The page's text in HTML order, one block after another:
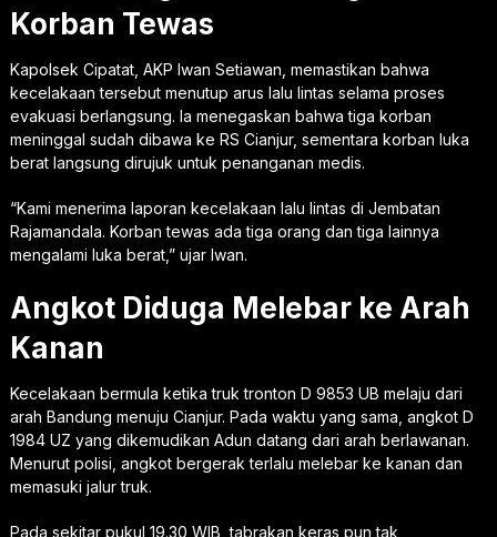
Korban Tewas
Kapolsek Cipatat, AKP Iwan Setiawan, memastikan bahwa
kecelakaan tersebut menutup arus lalu lintas selama proses
evakuasi berlangsung. Ia menegaskan bahwa tiga korban
meninggal sudah dibawa ke RS Cianjur, sementara korban luka
berat langsung dirujuk untuk penanganan medis.
“Kami menerima laporan kecelakaan lalu lintas di Jembatan
Rajamandala. Korban tewas ada tiga orang dan tiga lainnya
mengalami luka berat,” ujar Iwan.
Angkot Diduga Melebar ke Arah
Kanan
Kecelakaan bermula ketika truk tronton D 9853 UB melaju dari
arah Bandung menuju Cianjur. Pada waktu yang sama, angkot D
1984 UZ yang dikemudikan Adun datang dari arah berlawanan.
Menurut polisi, angkot bergerak terlalu melebar ke kanan dan
memasuki jalur truk.
Pada sekitar pukul 19.30 WIB, tabrakan keras pun tak